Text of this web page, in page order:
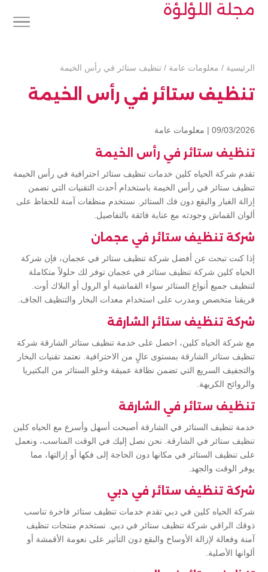
مجلة اللؤلؤة
الرئيسية / معلومات عامة / تنظيف ستائر في رأس الخيمة
تنظيف ستائر في رأس الخيمة
09/03/2026 | معلومات عامة
تنظيف ستائر في رأس الخيمة
تقدم شركة الحياه كلين خدمات تنظيف ستائر احترافية في رأس الخيمة
تنظيف ستائر في رأس الخيمة باستخدام أحدث التقنيات التي تضمن
إزالة الغبار والبقع دون فك الستائر. نستخدم منظفات آمنة للحفاظ على
ألوان القماش وجودته مع عناية فائقة بالتفاصيل.
شركة تنظيف ستائر في عجمان
إذا كنت تبحث عن أفضل شركة تنظيف ستائر في عجمان، فإن شركة
الحياه كلين شركة تنظيف ستائر في عجمان توفر لك حلولاً متكاملة
لتنظيف جميع أنواع الستائر سواء القماشية أو الرول أو البلاك أوت.
فريقنا متخصص ومدرب على استخدام معدات البخار والتنظيف الجاف.
شركة تنظيف ستائر الشارقة
مع شركة الحياه كلين، احصل على خدمة تنظيف ستائر الشارقة شركة
تنظيف ستائر الشارقة بمستوى عالٍ من الاحترافية. نعتمد تقنيات البخار
والتجفيف السريع التي تضمن نظافة عميقة وخلو الستائر من البكتيريا
والروائح الكريهة.
تنظيف ستائر في الشارقة
خدمة تنظيف الستائر في الشارقة أصبحت أسهل وأسرع مع الحياه كلين
تنظيف ستائر في الشارقة. نحن نصل إليك في الوقت المناسب، ونعمل
على تنظيف الستائر في مكانها دون الحاجة إلى فكها أو إزالتها، مما
يوفر الوقت والجهد.
شركة تنظيف ستائر في دبي
شركة الحياه كلين في دبي تقدم خدمات تنظيف ستائر فاخرة تناسب
ذوقك الراقي شركة تنظيف ستائر في دبي. نستخدم منتجات تنظيف
آمنة وفعالة لإزالة الأوساخ والبقع دون التأثير على نعومة الأقمشة أو
ألوانها الأصلية.